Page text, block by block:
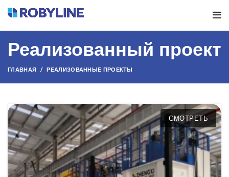
Реализованный проект
ГЛАВНАЯ РЕАЛИЗОВАННЫЕ ПРОЕКТЫ
СМОТРЕТЬ